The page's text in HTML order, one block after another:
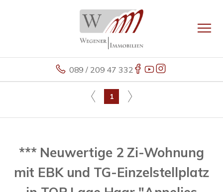
089 / 209 47 332
1
*** Neuwertige 2 Zi-Wohnung
mit EBK und TG-Einzelstellplatz